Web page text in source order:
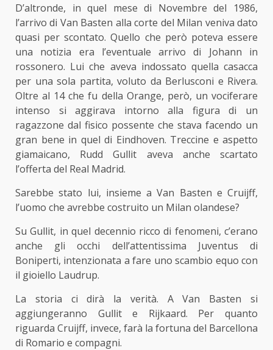
D’altronde, in quel mese di Novembre del 1986,
l’arrivo di Van Basten alla corte del Milan veniva dato
quasi per scontato. Quello che però poteva essere
una notizia era l’eventuale arrivo di Johann in
rossonero. Lui che aveva indossato quella casacca
per una sola partita, voluto da Berlusconi e Rivera.
Oltre al 14 che fu della Orange, però, un vociferare
intenso si aggirava intorno alla figura di un
ragazzone dal fisico possente che stava facendo un
gran bene in quel di Eindhoven. Treccine e aspetto
giamaicano, Rudd Gullit aveva anche scartato
l’offerta del Real Madrid.
Sarebbe stato lui, insieme a Van Basten e Cruijff,
l’uomo che avrebbe costruito un Milan olandese?
Su Gullit, in quel decennio ricco di fenomeni, c’erano
anche gli occhi dell’attentissima Juventus di
Boniperti, intenzionata a fare uno scambio equo con
il gioiello Laudrup.
La storia ci dirà la verità. A Van Basten si
aggiungeranno Gullit e Rijkaard. Per quanto
riguarda Cruijff, invece, farà la fortuna del Barcellona
di Romario e compagni.